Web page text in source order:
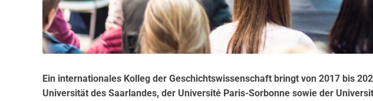
Ein internationales Kolleg der Geschichtswissenschaft bringt von 2017 bis
Universität des Saarlandes, der Université Paris-Sorbonne sowie der